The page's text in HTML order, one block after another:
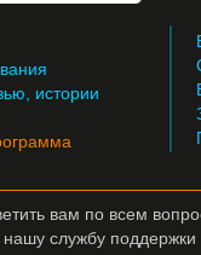
истории
вам по всем
нашу службу поддержки